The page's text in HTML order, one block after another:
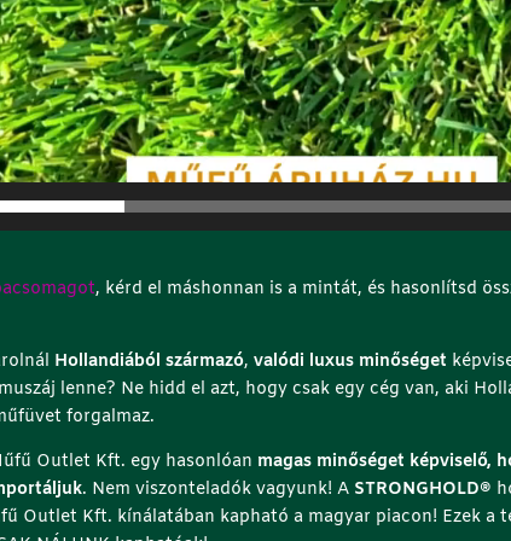
, kérd el máshonnan is a mintát, és hasonlítsd
Hollandiából származó, valódi luxus minőséget
lenne? Ne hidd el azt, hogy csak egy cég van, aki
forgalmaz.
Outlet Kft. egy hasonlóan magas minőséget képviselő,
. Nem viszonteladók vagyunk! A STRONGHOLD®
Outlet Kft. kínálatában kapható a magyar piacon! Ezek a